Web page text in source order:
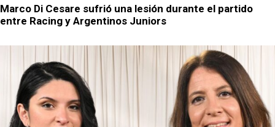
Marco Di Cesare sufrió una lesión durante el partido
entre Racing y Argentinos Juniors